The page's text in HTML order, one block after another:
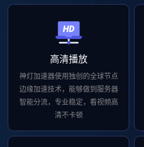
高清播放
神灯加速器使用独创的全球节点
边缘加速技术，能够做到服务器
智能分流，专业稳定，看视频高
清不卡顿